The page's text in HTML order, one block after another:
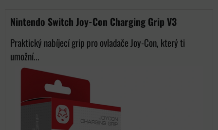
Nintendo Switch Joy-Con Charging Grip V3
Praktický nabíjecí grip pro ovladače Joy-Con, který ti
umožní...